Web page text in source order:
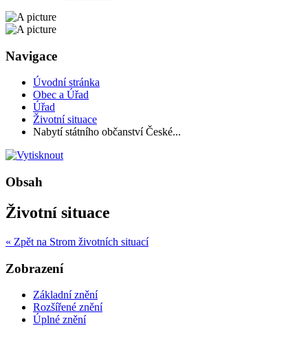
Navigace
Úvodní stránka
Obec a Úřad
Úřad
Životní situace
Nabytí státního občanství České...
Obsah
Životní situace
« Zpět na Strom životních situací
Zobrazení
Základní znění
Rozšířené znění
Úplné znění